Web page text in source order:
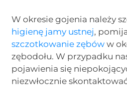
W okresie gojenia należy
higienę jamy ustnej,
szczotkowanie zębów w
zębodołu. W przypadku
pojawienia się
niezwłocznie